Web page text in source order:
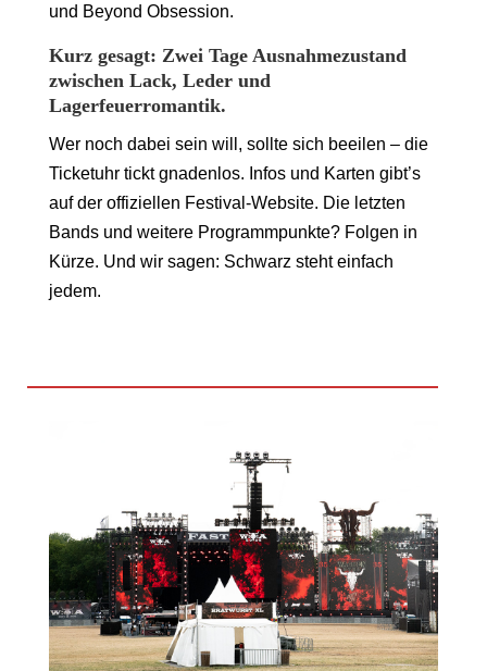
und Beyond Obsession.
Kurz gesagt: Zwei Tage Ausnahmezustand
zwischen Lack, Leder und
Lagerfeuerromantik.
Wer noch dabei sein will, sollte sich beeilen – die
Ticketuhr tickt gnadenlos. Infos und Karten gibt’s
auf der offiziellen Festival-Website. Die letzten
Bands und weitere Programmpunkte? Folgen in
Kürze. Und wir sagen: Schwarz steht einfach
jedem.